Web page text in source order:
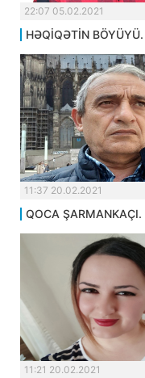
22:07 05.02.2021
HƏQİQƏTİN BÖYÜYÜ.
11:37 20.02.2021
QOCA ŞARMANKAÇI.
11:21 20.02.2021